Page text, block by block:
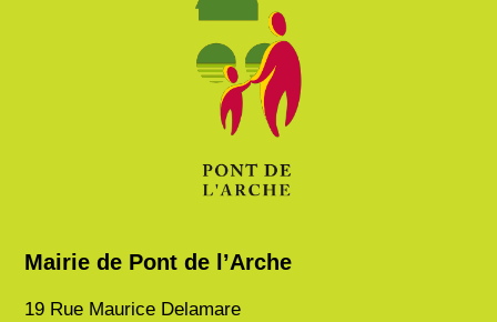
Mairie de Pont de l’Arche
19 Rue Maurice Delamare